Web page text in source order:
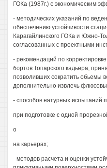
ГОКа (1987г.) с экономическим
- методических указаний по
обеспечению устойчивости
Карагайлинского ГОКа и Южно-
согласованных с проектными
- рекомендаций по
бортов Топарского кадьера,
позволивших сократить обьемы
дополнительно извлечь
- способов натурных испытаний
при подготовке с одной
о
на карьерах;
- методов расчета и оценки